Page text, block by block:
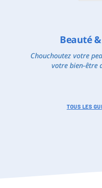
Beauté
Chouchoutez votre
votre bien-être
TOUS LES